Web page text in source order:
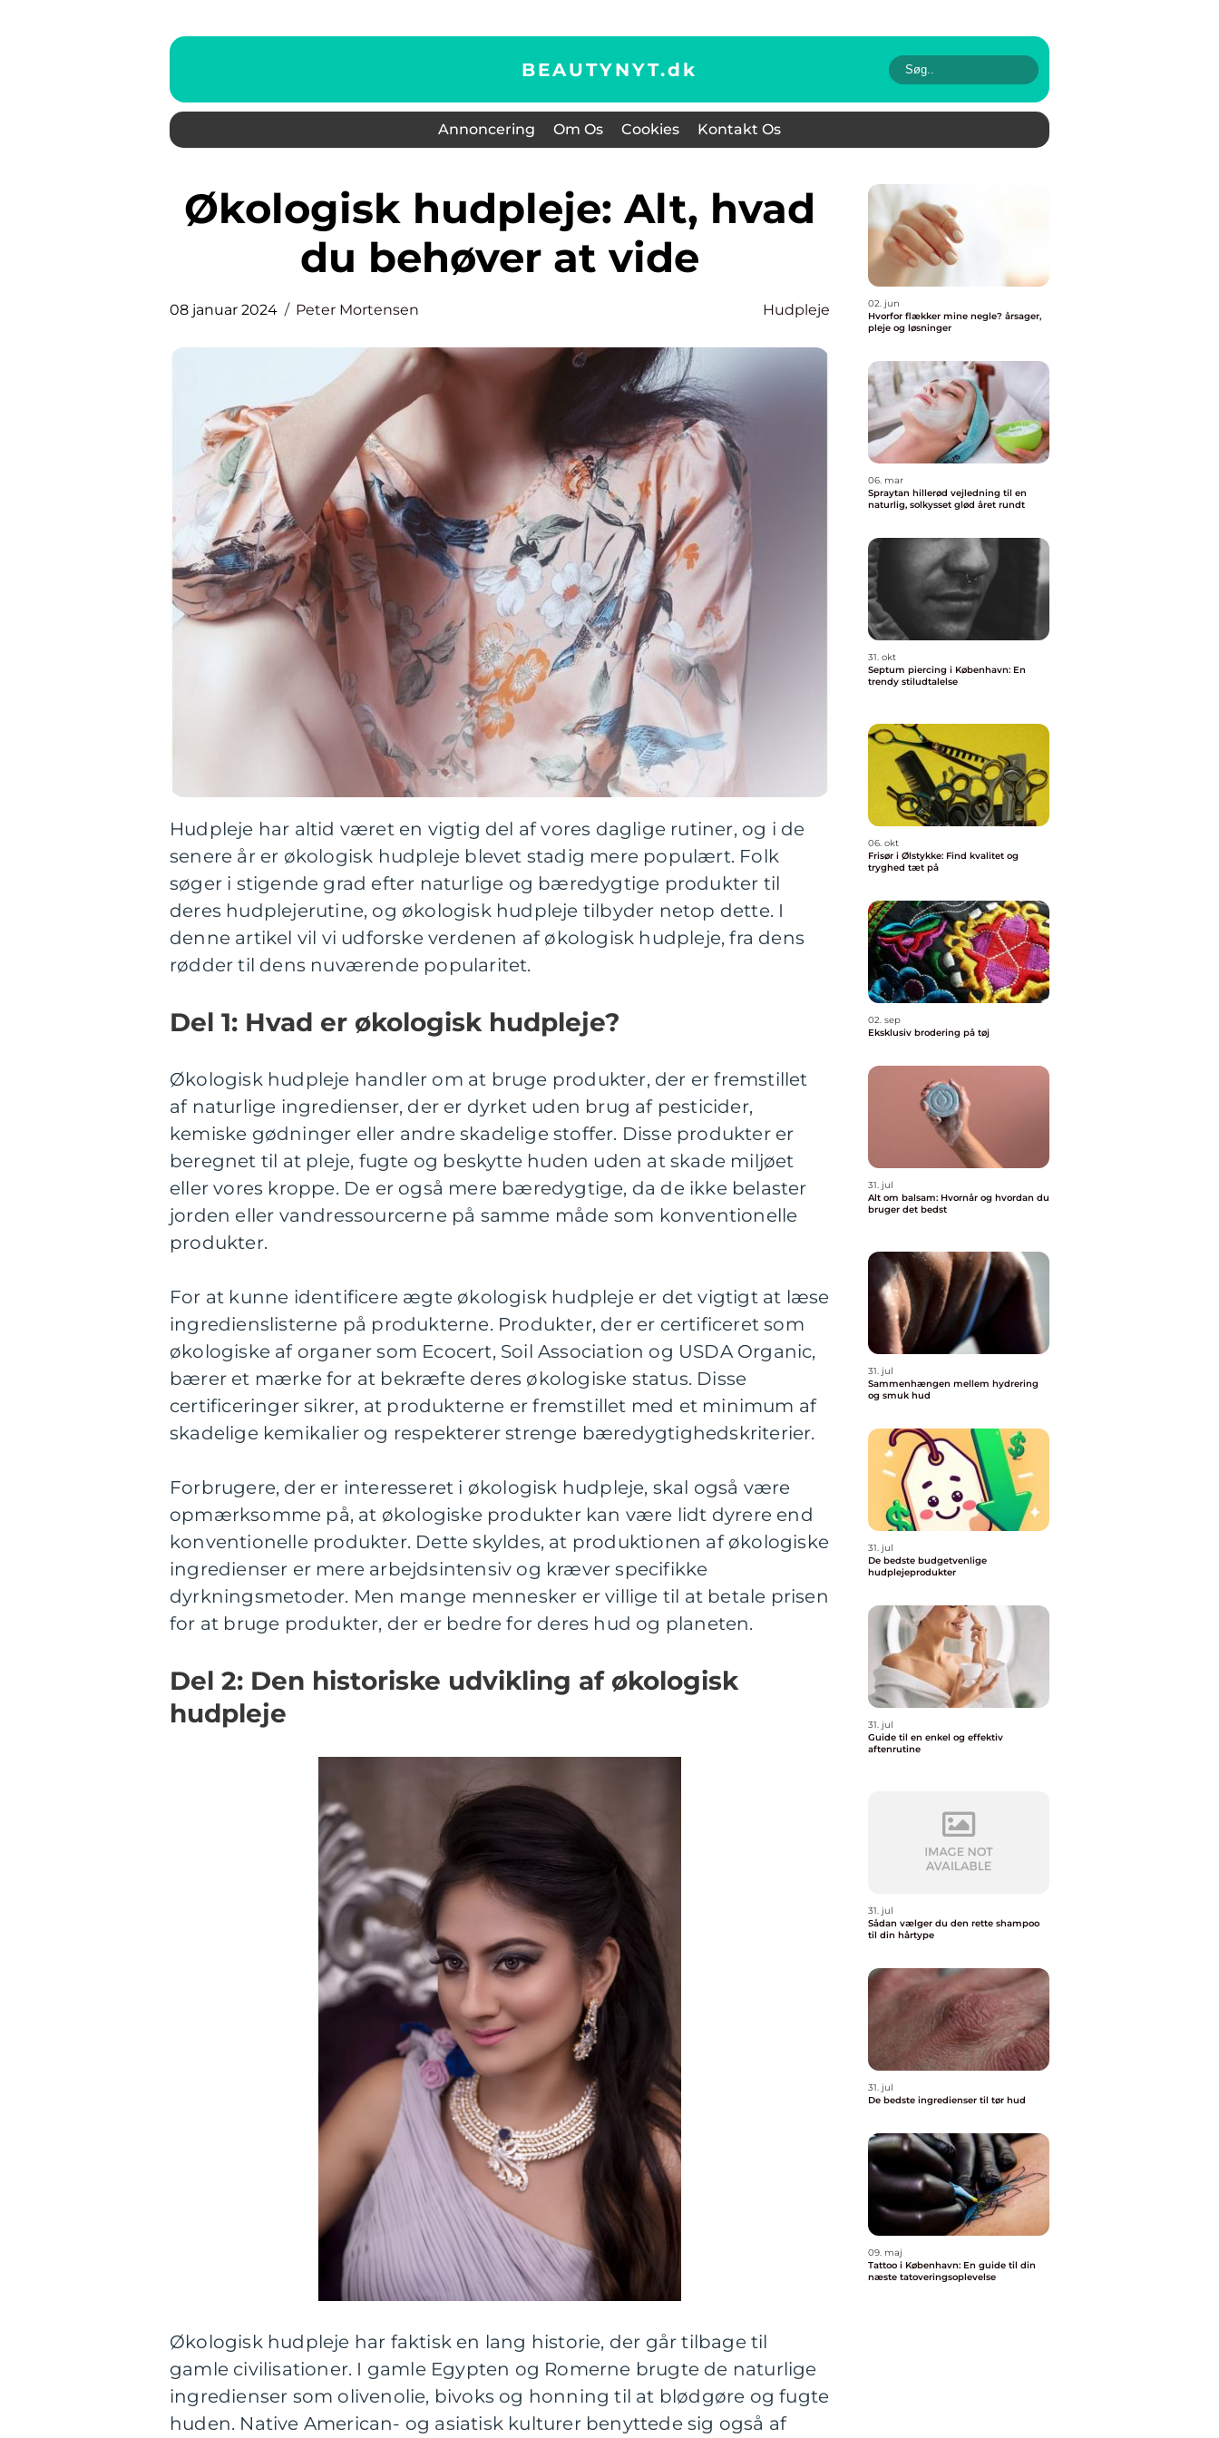
BEAUTYNYT.dk
Annoncering Om Os Cookies Kontakt Os
Økologisk hudpleje: Alt, hvad
du behøver at vide
08 januar 2024 Peter Mortensen Hudpleje
Hudpleje har altid været en vigtig del af vores daglige rutiner, og i de
senere år er økologisk hudpleje blevet stadig mere populært. Folk
søger i stigende grad efter naturlige og bæredygtige produkter til
deres hudplejerutine, og økologisk hudpleje tilbyder netop dette. I
denne artikel vil vi udforske verdenen af økologisk hudpleje, fra dens
rødder til dens nuværende popularitet.
Del 1: Hvad er økologisk hudpleje?
Økologisk hudpleje handler om at bruge produkter, der er fremstillet
af naturlige ingredienser, der er dyrket uden brug af pesticider,
kemiske gødninger eller andre skadelige stoffer. Disse produkter er
beregnet til at pleje, fugte og beskytte huden uden at skade miljøet
eller vores kroppe. De er også mere bæredygtige, da de ikke belaster
jorden eller vandressourcerne på samme måde som konventionelle
produkter.
For at kunne identificere ægte økologisk hudpleje er det vigtigt at læse
ingredienslisterne på produkterne. Produkter, der er certificeret som
økologiske af organer som Ecocert, Soil Association og USDA Organic,
bærer et mærke for at bekræfte deres økologiske status. Disse
certificeringer sikrer, at produkterne er fremstillet med et minimum af
skadelige kemikalier og respekterer strenge bæredygtighedskriterier.
Forbrugere, der er interesseret i økologisk hudpleje, skal også være
opmærksomme på, at økologiske produkter kan være lidt dyrere end
konventionelle produkter. Dette skyldes, at produktionen af økologiske
ingredienser er mere arbejdsintensiv og kræver specifikke
dyrkningsmetoder. Men mange mennesker er villige til at betale prisen
for at bruge produkter, der er bedre for deres hud og planeten.
Del 2: Den historiske udvikling af økologisk
hudpleje
Økologisk hudpleje har faktisk en lang historie, der går tilbage til
gamle civilisationer. I gamle Egypten og Romerne brugte de naturlige
ingredienser som olivenolie, bivoks og honning til at blødgøre og fugte
huden. Native American- og asiatisk kulturer benyttede sig også af
02. jun
Hvorfor flækker mine negle? årsager,
pleje og løsninger
06. mar
Spraytan hillerød vejledning til en
naturlig, solkysset glød året rundt
31. okt
Septum piercing i København: En
trendy stiludtalelse
06. okt
Frisør i Ølstykke: Find kvalitet og
tryghed tæt på
02. sep
Eksklusiv brodering på tøj
31. jul
Alt om balsam: Hvornår og hvordan du
bruger det bedst
31. jul
Sammenhængen mellem hydrering
og smuk hud
31. jul
De bedste budgetvenlige
hudplejeprodukter
31. jul
Guide til en enkel og effektiv
aftenrutine
31. jul
Sådan vælger du den rette shampoo
til din hårtype
31. jul
De bedste ingredienser til tør hud
09. maj
Tattoo i København: En guide til din
næste tatoveringsoplevelse